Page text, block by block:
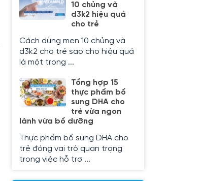
10 chủng và
d3k2 hiệu quả
cho trẻ
Cách dùng men 10 chủng và
d3k2 cho trẻ sao cho hiệu quả
là một trong ...
Tổng hợp 15
thực phẩm bổ
sung DHA cho
trẻ vừa ngon
lành vừa bổ dưỡng
Thực phẩm bổ sung DHA cho
trẻ đóng vai trò quan trọng
trong việc hỗ trợ ...